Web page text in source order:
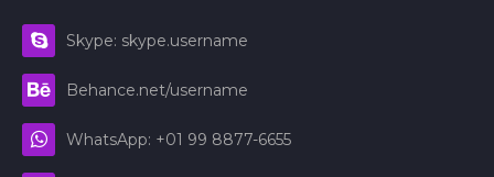
Skype: skype.username
Behance.net/username
WhatsApp: +01 99 8877-6655